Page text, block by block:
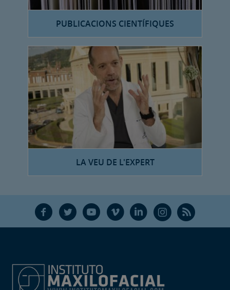
PUBLICACIONS CIENTÍFIQUES
LA VEU DE L'EXPERT
F T Y V L Ñ R